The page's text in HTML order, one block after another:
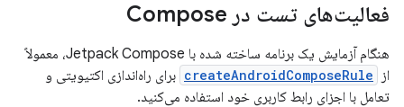
فعالیت‌های تست در Compose
هنگام آزمایش یک برنامه ساخته شده با Jetpack Compose، معمولاً
از
createAndroidComposeRule برای راه‌اندازی اکتیویتی و
تعامل با اجزای رابط کاربری خود استفاده می‌کنید.